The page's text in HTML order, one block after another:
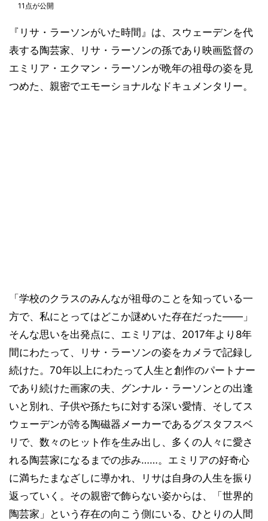
11点が公開
『リサ・ラーソンがいた時間』は、スウェーデンを代
表する陶芸家、リサ・ラーソンの孫であり映画監督の
エミリア・エクマン・ラーソンが晩年の祖母の姿を見
つめた、親密でエモーショナルなドキュメンタリー。
「学校のクラスのみんなが祖母のことを知っている一
方で、私にとってはどこか謎めいた存在だった——」
そんな思いを出発点に、エミリアは、2017年より8年
間にわたって、リサ・ラーソンの姿をカメラで記録し
続けた。70年以上にわたって人生と創作のパートナー
であり続けた画家の夫、グンナル・ラーソンとの出逢
いと別れ、子供や孫たちに対する深い愛情、そしてス
ウェーデンが誇る陶磁器メーカーであるグスタフスベ
リで、数々のヒット作を生み出し、多くの人々に愛さ
れる陶芸家になるまでの歩み……。エミリアの好奇心
に満ちたまなざしに導かれ、リサは自身の人生を振り
返っていく。その親密で飾らない姿からは、「世界的
陶芸家」という存在の向こう側にいる、ひとりの人間